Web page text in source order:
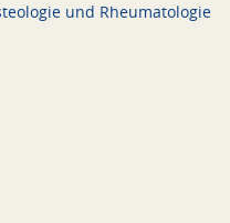
und Rheumatologie